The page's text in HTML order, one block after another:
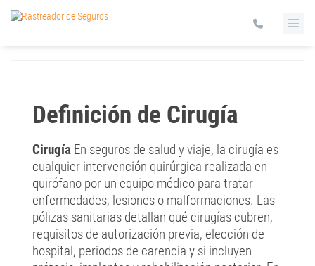
Definición de Cirugía
Cirugía En seguros de salud y viaje, la cirugía es
cualquier intervención quirúrgica realizada en
quirófano por un equipo médico para tratar
enfermedades, lesiones o malformaciones. Las
pólizas sanitarias detallan qué cirugías cubren,
requisitos de autorización previa, elección de
hospital, periodos de carencia y si incluyen